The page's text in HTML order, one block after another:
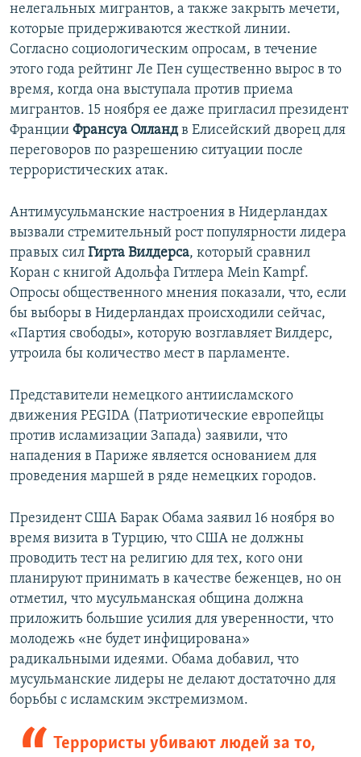
нелегальных мигрантов, а также закрыть мечети,
которые придерживаются жесткой линии.
Согласно социологическим опросам, в течение
этого года рейтинг Ле Пен существенно вырос в то
время, когда она выступала против приема
мигрантов. 15 ноября ее даже пригласил президент
Франции Франсуа Олландв Елисейский дворец для
переговоров по разрешению ситуации после
террористических атак.
Антимусульманские настроения в Нидерландах
вызвали стремительный рост популярности лидера
правых сил Гирта Вилдерса, который сравнил
Коран с книгой Адольфа Гитлера Mein Kampf.
Опросы общественного мнения показали, что, если
бы выборы в Нидерландах происходили сейчас,
«Партия свободы», которую возглавляет Вилдерс,
утроила бы количество мест в парламенте.
Представители немецкого антиисламского
движения PEGIDA (Патриотические европейцы
против исламизации Запада) заявили, что
нападения в Париже является основанием для
проведения маршей в ряде немецких городов.
Президент США Барак Обама заявил 16 ноября во
время визита в Турцию, что США не должны
проводить тест на религию для тех, кого они
планируют принимать в качестве беженцев, но он
отметил, что мусульманская община должна
приложить большие усилия для уверенности, что
молодежь «не будет инфицирована»
радикальными идеями. Обама добавил, что
мусульманские лидеры не делают достаточно для
борьбы с исламским экстремизмом.
Террористы убивают людей за то,